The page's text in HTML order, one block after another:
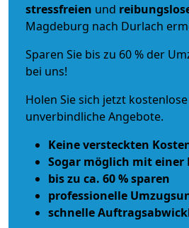
stressfreien und
Magdeburg nach Durlach
Sparen Sie bis zu 60 % der
bei uns!
Holen Sie sich jetzt
unverbindliche Angebote.
Keine versteckten
Sogar möglich mit einer
bis zu ca. 60 % sparen
professionelle
schnelle